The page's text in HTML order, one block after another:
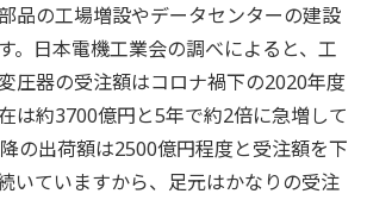
品の工場増設やデータセンターの建設
。日本電機工業会の調べによると、工
圧器の受注額はコロナ禍下の2020年度
は約3700億円と5年で約2倍に急増して
の出荷額は2500億円程度と受注額を下
いていますから、足元はかなりの受注